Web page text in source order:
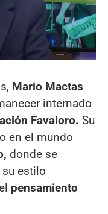
Mario Mactas
internado
Favaloro. Su
en el mundo
donde se
su estilo
pensamiento